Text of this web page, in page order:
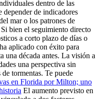
dentro de las
depender de indicadores
mar o los patrones de
Si bien el seguimiento directo
a corto plazo de días o
aplicado con éxito para
una década antes. La visión a
una perspectiva sin
tormentas. Te puede
en Florida por Milton; uno
El aumento previsto en